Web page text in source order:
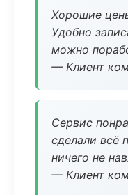
Хорошие
Удобно
можно
— Клиент
Сервис
сделали всё
ничего не
— Клиент